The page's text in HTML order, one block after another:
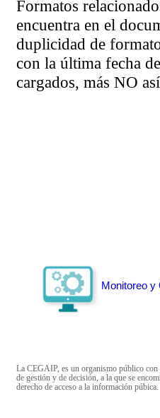
Formatos
encuentra en el
duplicidad de
con la última fecha
cargados, más NO
Monitoreo y
La CEGAIP, es un organismo público con
de gestión y de decisión, a la que se
derecho de acceso a la información púbica.